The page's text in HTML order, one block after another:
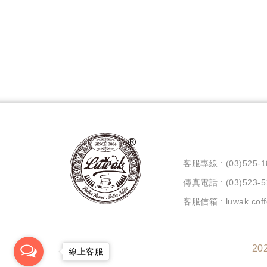
客服專線 : (03)525-
傳真電話 : (03)523-
客服信箱 :
線上客服